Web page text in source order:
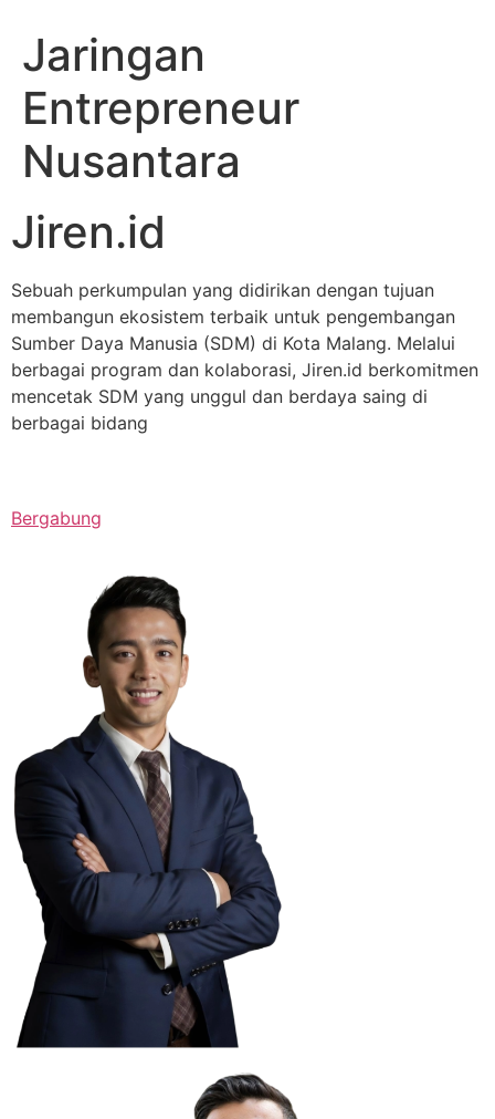
Jaringan
Entrepreneur
Nusantara
Jiren.id
Sebuah perkumpulan yang didirikan dengan tujuan
membangun ekosistem terbaik untuk pengembangan
Sumber Daya Manusia (SDM) di Kota Malang. Melalui
berbagai program dan kolaborasi, Jiren.id berkomitmen
mencetak SDM yang unggul dan berdaya saing di
berbagai bidang
Bergabung